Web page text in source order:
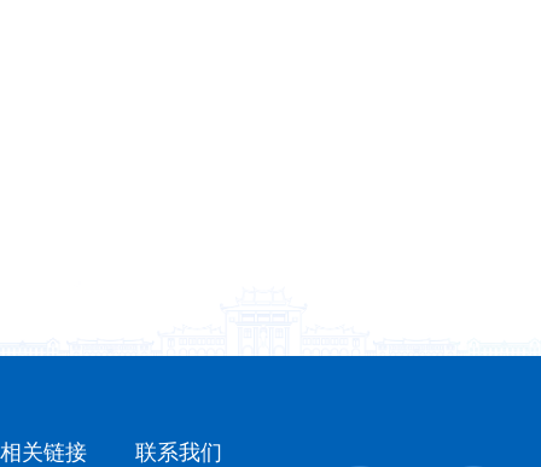
相关链接 联系我们